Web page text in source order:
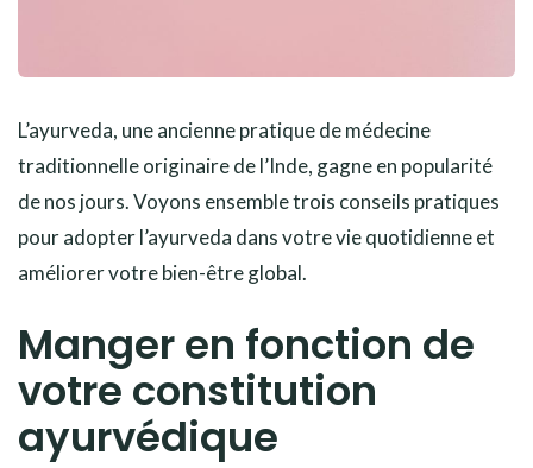
L’ayurveda, une ancienne pratique de médecine
traditionnelle originaire de l’Inde, gagne en popularité
de nos jours. Voyons ensemble trois conseils pratiques
pour adopter l’ayurveda dans votre vie quotidienne et
améliorer votre bien-être global.
Manger en fonction de
votre constitution
ayurvédique